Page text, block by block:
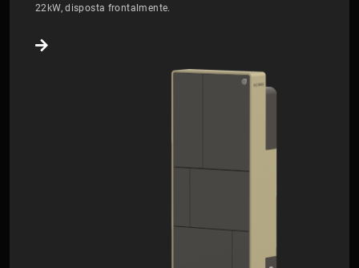
22kW, disposta frontalmente.